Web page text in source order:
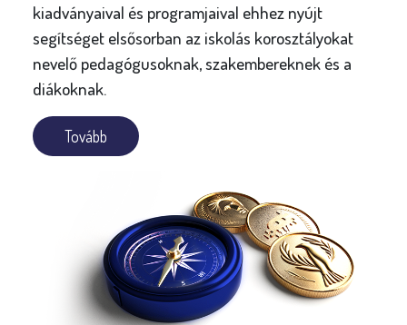
kiadványaival és programjaival ehhez nyújt
segítséget elsősorban az iskolás korosztályokat
nevelő pedagógusoknak, szakembereknek és a
diákoknak.
Tovább